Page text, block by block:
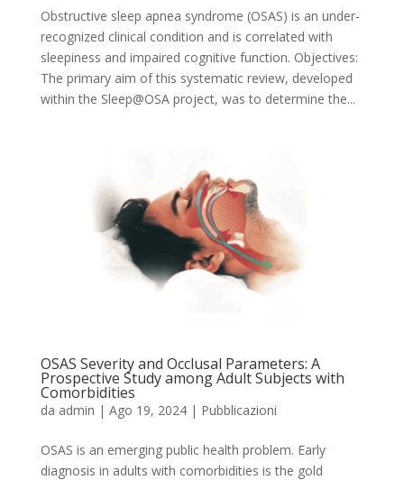
Obstructive sleep apnea syndrome (OSAS) is an under-
recognized clinical condition and is correlated with
sleepiness and impaired cognitive function. Objectives:
The primary aim of this systematic review, developed
within the Sleep@OSA project, was to determine the...
OSAS Severity and Occlusal Parameters: A
Prospective Study among Adult Subjects with
Comorbidities
da admin | Ago 19, 2024| Pubblicazioni
OSAS is an emerging public health problem. Early
diagnosis in adults with comorbidities is the gold